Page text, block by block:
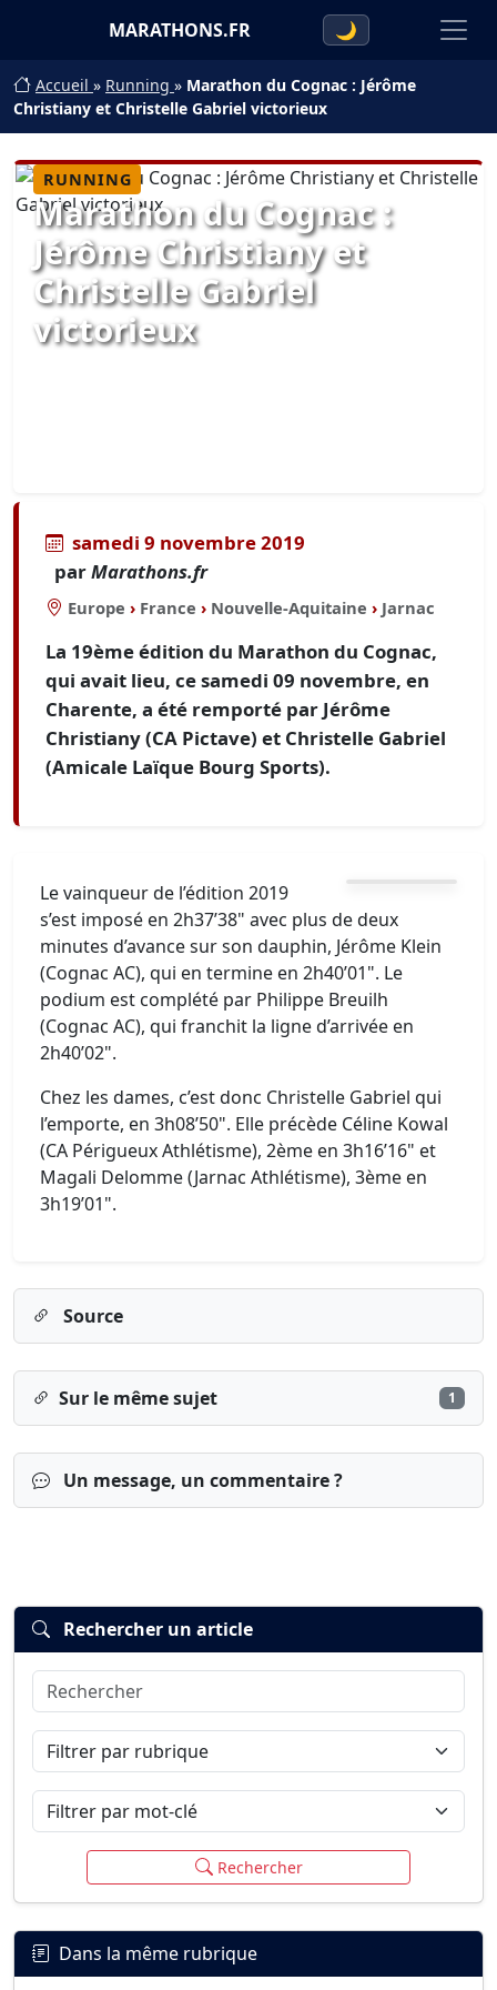
MARATHONS.FR 🌙
Accueil » Running » Marathon du Cognac : Jérôme
Christiany et Christelle Gabriel victorieux
RUNNING
Marathon du Cognac :
Jérôme Christiany et
Christelle Gabriel
victorieux
samedi 9 novembre 2019
parMarathons.fr
Europe › France › Nouvelle-Aquitaine › Jarnac
La 19ème édition du Marathon du Cognac,
qui avait lieu, ce samedi 09 novembre, en
Charente, a été remporté par Jérôme
Christiany (CA Pictave) et Christelle Gabriel
(Amicale Laïque Bourg Sports).
Le vainqueur de l’édition 2019
s’est imposé en 2h37’38" avec plus de deux
minutes d’avance sur son dauphin, Jérôme Klein
(Cognac AC), qui en termine en 2h40’01". Le
podium est complété par Philippe Breuilh
(Cognac AC), qui franchit la ligne d’arrivée en
2h40’02".
Chez les dames, c’est donc Christelle Gabriel qui
l’emporte, en 3h08’50". Elle précède Céline Kowal
(CA Périgueux Athlétisme), 2ème en 3h16’16" et
Magali Delomme (Jarnac Athlétisme), 3ème en
3h19’01".
Source
Sur le même sujet 1
Un message, un commentaire ?
Connexion
Rechercher un article
Rechercher
Filtrer par rubrique
Filtrer par mot-clé
Rechercher
Dans la même rubrique